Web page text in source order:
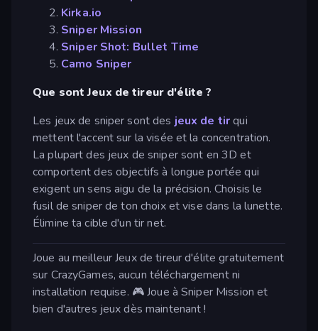
Kirka.io
Sniper Mission
Sniper Shot: Bullet Time
Camo Sniper
Que sont Jeux de tireur d'élite ?
Les jeux de sniper sont des jeux de tirqui
mettent l'accent sur la visée et la concentration.
La plupart des jeux de sniper sont en 3D et
comportent des objectifs à longue portée qui
exigent un sens aigu de la précision. Choisis le
fusil de sniper de ton choix et vise dans la lunette.
Élimine ta cible d'un tir net.
Joue au meilleur Jeux de tireur d'élite gratuitement
sur CrazyGames, aucun téléchargement ni
installation requise. 🎮 Joue à Sniper Mission et
bien d'autres jeux dès maintenant !